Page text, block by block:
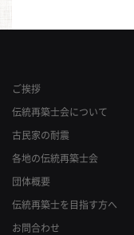
ご挨拶
伝統再築士会について
古民家の耐震
各地の伝統再築士会
団体概要
伝統再築士を目指す方へ
お問合わせ